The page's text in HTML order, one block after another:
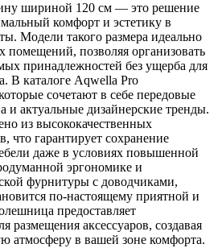
шириной 120 см — это решение
комфорт и эстетику в
Модели такого размера идеально
помещений, позволяя организовать
принадлежностей без ущерба для
В каталоге Aqwella Pro
сочетают в себе передовые
и актуальные дизайнерские тренды.
из высококачественных
что гарантирует сохранение
даже в условиях повышенной
эргономике и
фурнитуры с доводчиками,
по-настоящему приятной и
предоставляет
размещения аксессуаров, создавая
атмосферу в вашей зоне комфорта.